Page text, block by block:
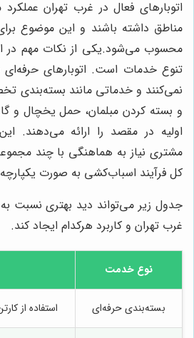
اتوبارهای فعال در غرب تهران
مناطق داشته باشند و این موضوع
محسوب می‌شود.یکی از نکات مهم در
تنوع خدمات است. اتوبارهای
نمی‌کنند و خدماتی مانند بسته‌بندی
و بسته کردن مبلمان، حمل یخچال و
اولیه در مقصد را ارائه می‌دهند.
مشتری نیاز به هماهنگی با چند
کل فرآیند اسباب‌کشی به صورت
جدول زیر می‌تواند دید بهتری نسبت
غرب تهران و کاربرد هرکدام ایجاد کند.
نوع خدمت
بسته‌بندی حرفه‌ای استفاده از